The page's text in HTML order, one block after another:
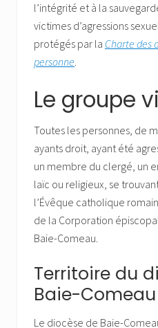
l’intégrité et à la
victimes d’agressions
protégés par la Charte des
personne.
Le groupe
Toutes les personnes, de
ayants droit, ayant été
un membre du clergé, un
laïc ou religieux, se
l’Évêque catholique
de la Corporation
Baie-Comeau.
Territoire du
Baie-Comeau
Le diocèse de Baie-